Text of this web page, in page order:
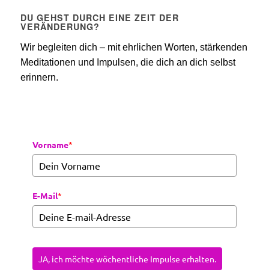
DU GEHST DURCH EINE ZEIT DER
VERÄNDERUNG?
Wir begleiten dich – mit ehrlichen Worten, stärkenden
Meditationen und Impulsen, die dich an dich selbst
erinnern.
Vorname*
E-Mail*
JA, ich möchte wöchentliche Impulse erhalten.